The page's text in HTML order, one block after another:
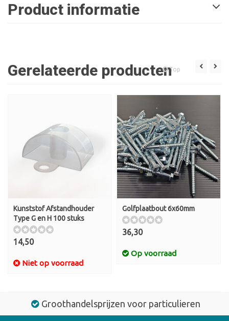
Product informatie
Gerelateerde productenTop
Kunststof Afstandhouder
Type G en H 100 stuks
14,50
Niet op voorraad
Golfplaatbout 6x60mm
36,30
Op voorraad
Groothandelsprijzen voor particulieren